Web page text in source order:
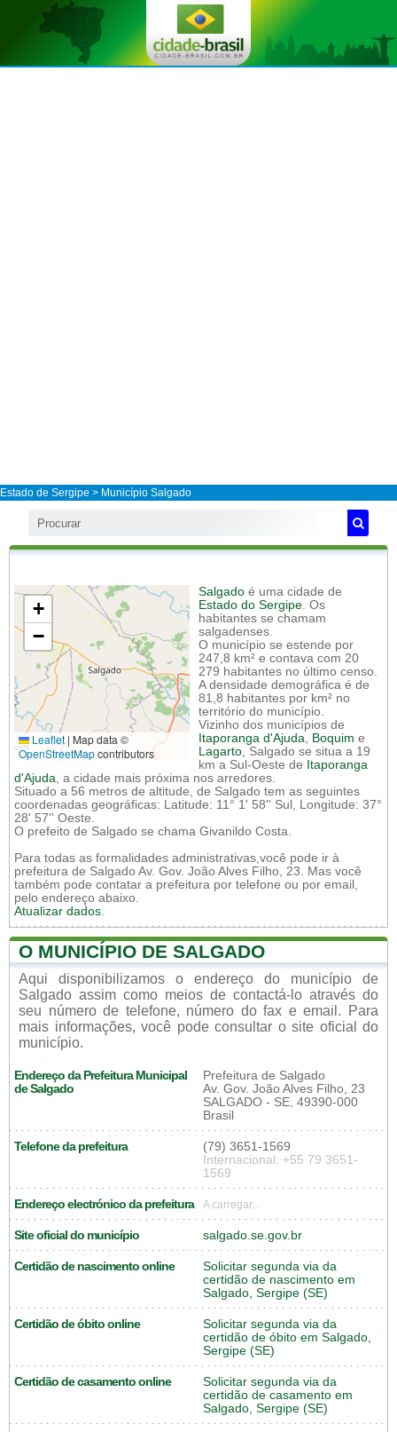
Estado de Sergipe > Município Salgado
+
−
Leaflet | Map data ©
OpenStreetMapcontributors
Salgado é uma cidade de
Estado do Sergipe. Os
habitantes se chamam
salgadenses.
O município se estende por
247,8 km² e contava com 20
279 habitantes no último censo.
A densidade demográfica é de
81,8 habitantes por km² no
território do município.
Vizinho dos municípios de
Itaporanga d'Ajuda, Boquim e
Lagarto, Salgado se situa a 19
km a Sul-Oeste de Itaporanga
d'Ajuda, a cidade mais próxima nos arredores.
Situado a 56 metros de altitude, de Salgado tem as seguintes
coordenadas geográficas: Latitude: 11° 1' 58'' Sul, Longitude: 37°
28' 57'' Oeste.
O prefeito de Salgado se chama Givanildo Costa.
Para todas as formalidades administrativas,você pode ir à
prefeitura de Salgado Av. Gov. João Alves Filho, 23. Mas você
também pode contatar a prefeitura por telefone ou por email,
pelo endereço abaixo.
Atualizar dados.
O MUNICÍPIO DE SALGADO
Aqui disponibilizamos o endereço do município de
Salgado assim como meios de contactá-lo através do
seu número de telefone, número do fax e email. Para
mais informações, você pode consultar o site oficial do
município.
Endereço da Prefeitura Municipal
de Salgado
Prefeitura de Salgado
Av. Gov. João Alves Filho, 23
SALGADO - SE, 49390-000
Brasil
Telefone da prefeitura
(79) 3651-1569
Internacional: +55 79 3651-
1569
Endereço electrónico da prefeitura A carregar...
Site oficial do município salgado.se.gov.br
Certidão de nascimento online
Solicitar segunda via da
certidão de nascimento em
Salgado, Sergipe (SE)
Certidão de óbito online
Solicitar segunda via da
certidão de óbito em Salgado,
Sergipe (SE)
Certidão de casamento online
Solicitar segunda via da
certidão de casamento em
Salgado, Sergipe (SE)